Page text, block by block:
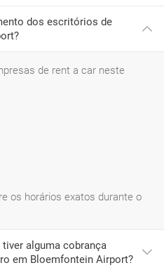
dos escritórios de
de rent a car neste
os horários exatos durante o
alguma cobrança
em Bloemfontein Airport?